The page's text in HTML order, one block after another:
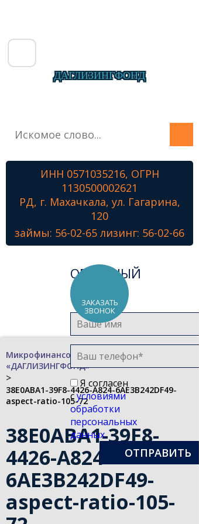
ДАГЛИЗИНГФОНД
О фонде
Лизинг
Наши проекты
Знамя Победы
ИНН 0571035216, ОГРН
1130500002621
РД, г. Махачкала, ул. Гагарина,
120
займы: 56-02-65 лизинг: 56-02-66
ЗАКАЗАТЬ
ЗВОНОК
ОБРАТНЫЙ
ЗВОНОК
Я согласен
сусловиями
обработки
персональных
данных
Микрофинансовая компания
«ДАГЛИЗИНГФОНД»
>
38E0ABA1-39F8-4426-A824-6AE3B242DF49-
aspect-ratio-105-72
38E0ABA1-39F8-
4426-A824-
6AE3B242DF49-
aspect-ratio-105-